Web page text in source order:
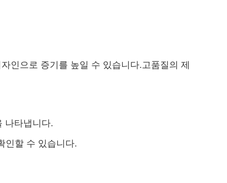
인으로 증기를 높일 수 있습니다.고품질의 제
나타냅니다.
인할 수 있습니다.